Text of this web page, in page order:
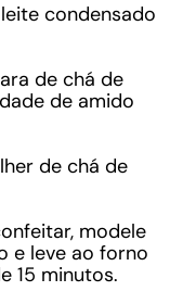
condensado
de chá de
de amido
de chá de
modele
e leve ao forno
15 minutos.